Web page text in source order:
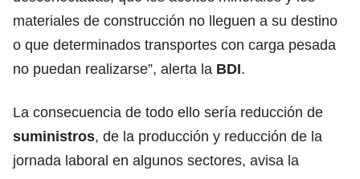
materiales de construcción no lleguen a su destino
o que determinados transportes con carga pesada
no puedan realizarse”, alerta la BDI.
La consecuencia de todo ello sería reducción de
suministros, de la producción y reducción de la
jornada laboral en algunos sectores, avisa la